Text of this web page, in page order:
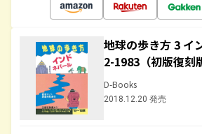
地球の歩き方 3 イ
2-1983（初版復刻
D-Books
2018.12.20 発売